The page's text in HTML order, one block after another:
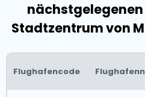
Stadtzentrum von
Flughafencode